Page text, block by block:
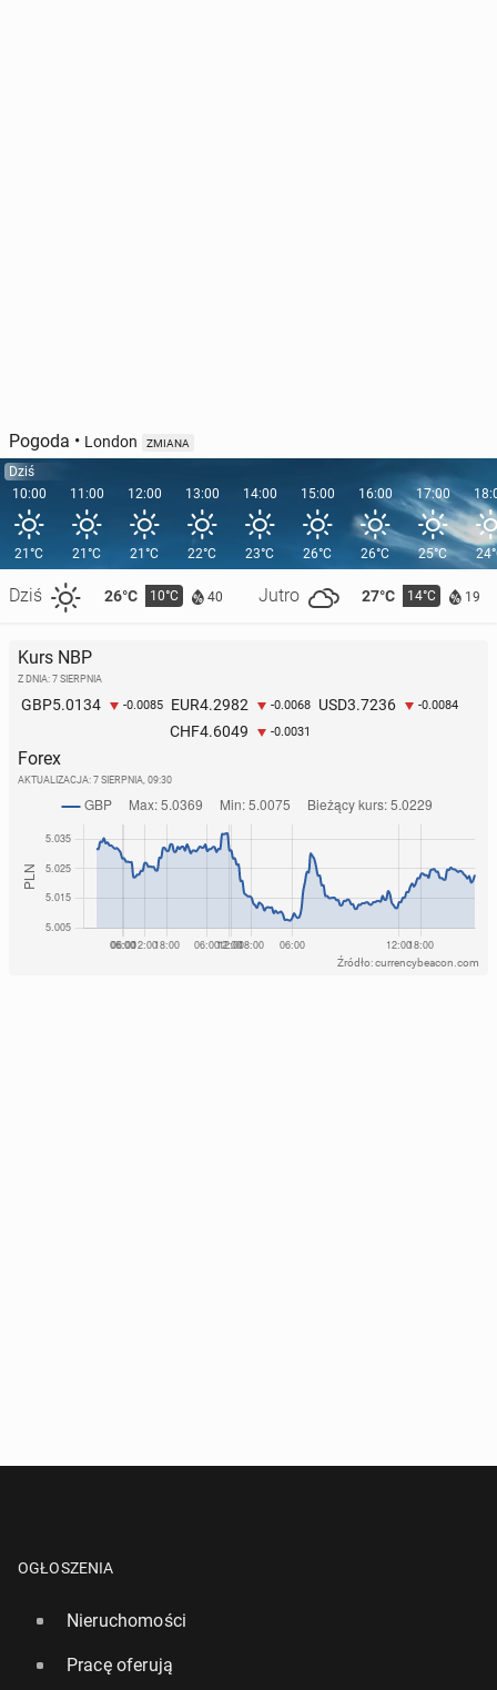
Pogoda • London ZMIANA
Dziś
10:00
21°C
Dziś 26°C 10°C 40 Jutro 27°C 14°C 19
11:00
21°C
12:00
21°C
13:00
22°C
14:00
23°C
15:00
26°C
16:00
26°C
17:00
25°C
Kurs NBP
Z DNIA: 7 SIERPNIA
GBP5.0134 -0.0085 EUR4.2982 -0.0068 USD3.7236 -0.0084
CHF4.6049 -0.0031
Forex
AKTUALIZACJA: 7 SIERPNIA, 09:30
Źródło: currencybeacon.com
OGŁOSZENIA
Nieruchomości
Pracę oferują